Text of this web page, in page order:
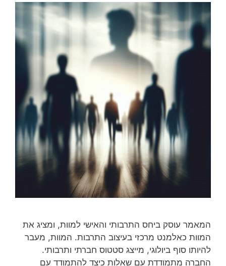
המאמר עוסק ביחס התרבותי והאישי למוות, ומציג את
המוות כאלמנט מרכזי בעיצוב התרבות. המוות, מעבר
להיותו סוף ביולוגי, מייצג סטטוס חברתי ותרבותי.
החברה מתמודדת עם שאלות כיצד להתמודד עם